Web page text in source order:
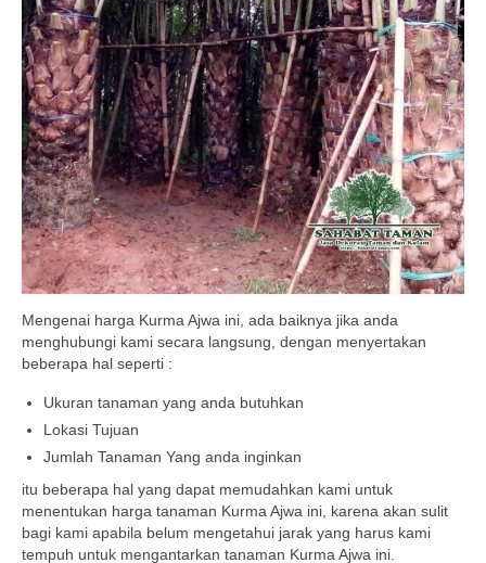
Mengenai harga Kurma Ajwa ini, ada baiknya jika anda
menghubungi kami secara langsung, dengan menyertakan
beberapa hal seperti :
Ukuran tanaman yang anda butuhkan
Lokasi Tujuan
Jumlah Tanaman Yang anda inginkan
itu beberapa hal yang dapat memudahkan kami untuk
menentukan harga tanaman Kurma Ajwa ini, karena akan sulit
bagi kami apabila belum mengetahui jarak yang harus kami
tempuh untuk mengantarkan tanaman Kurma Ajwa ini.